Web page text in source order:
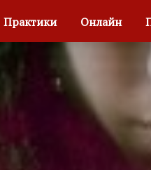
Практики Онлайн